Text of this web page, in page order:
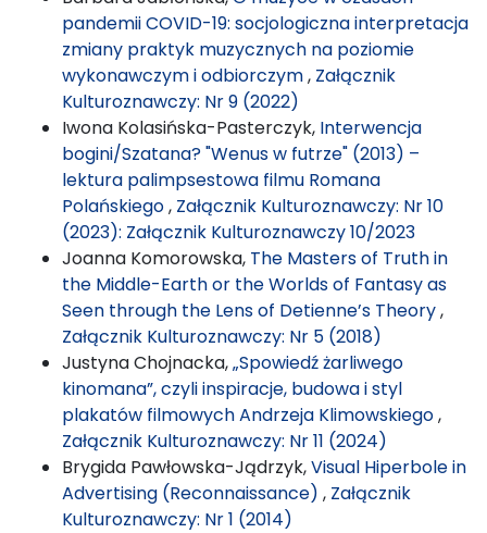
pandemii COVID-19: socjologiczna interpretacja
zmiany praktyk muzycznych na poziomie
wykonawczym i odbiorczym, Załącznik
Kulturoznawczy: Nr 9 (2022)
Iwona Kolasińska-Pasterczyk, Interwencja
bogini/Szatana? "Wenus w futrze" (2013) –
lektura palimpsestowa filmu Romana
Polańskiego, Załącznik Kulturoznawczy: Nr 10
(2023): Załącznik Kulturoznawczy 10/2023
Joanna Komorowska, The Masters of Truth in
the Middle-Earth or the Worlds of Fantasy as
Seen through the Lens of Detienne’s Theory,
Załącznik Kulturoznawczy: Nr 5 (2018)
Justyna Chojnacka,„Spowiedź żarliwego
kinomana”, czyli inspiracje, budowa i styl
plakatów filmowych Andrzeja Klimowskiego,
Załącznik Kulturoznawczy: Nr 11 (2024)
Brygida Pawłowska-Jądrzyk,Visual Hiperbole in
Advertising (Reconnaissance) , Załącznik
Kulturoznawczy: Nr 1 (2014)